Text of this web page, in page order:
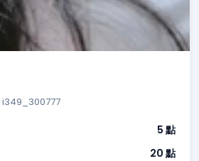
i349_300777
5 點
20 點